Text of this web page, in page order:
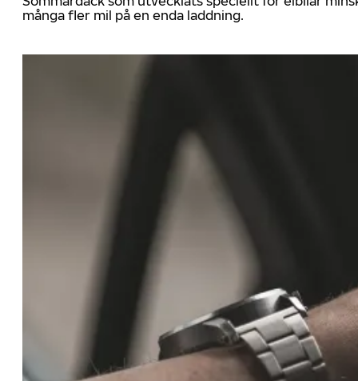
många fler mil på en enda laddning.